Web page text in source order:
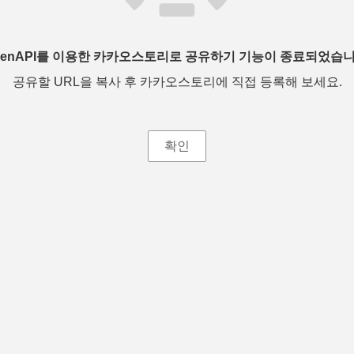
를 이용한 카카오스토리로 공유하기 기능이 종료되었습
공유할 URL을 복사 후 카카오스토리에 직접 등록해 보세요.
확인